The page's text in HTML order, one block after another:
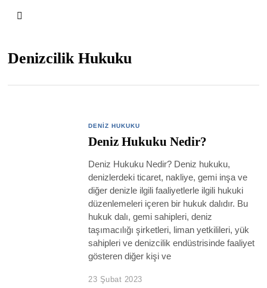
Denizcilik Hukuku
DENIZ HUKUKU
Deniz Hukuku Nedir?
Deniz Hukuku Nedir? Deniz hukuku,
denizlerdeki ticaret, nakliye, gemi inşa ve
diğer denizle ilgili faaliyetlerle ilgili hukuki
düzenlemeleri içeren bir hukuk dalıdır. Bu
hukuk dalı, gemi sahipleri, deniz
taşımacılığı şirketleri, liman yetkilileri, yük
sahipleri ve denizcilik endüstrisinde faaliyet
gösteren diğer kişi ve
23 Şubat 2023